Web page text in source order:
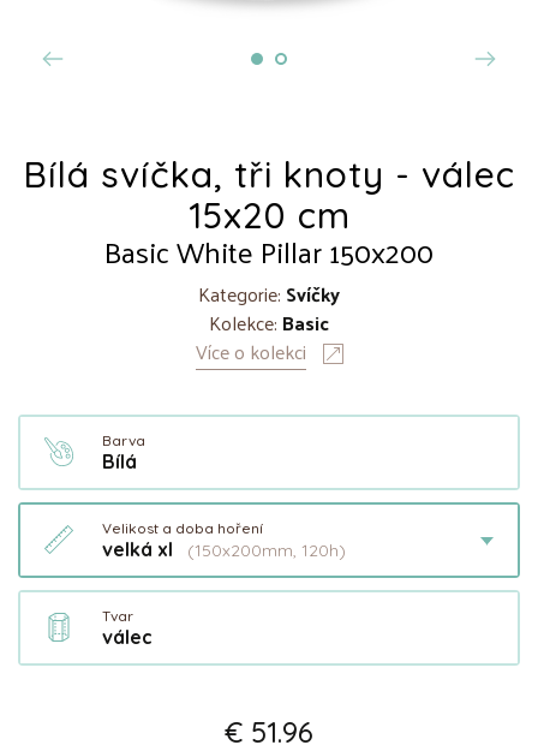
Bílá svíčka, tři knoty - válec
15x20 cm
Basic White Pillar 150x200
Kategorie: Svíčky
Kolekce: Basic
Více o kolekci
Barva
Bílá
Velikost a doba hoření
velká xl (150x200mm, 120h)
Tvar
válec
€ 51.96